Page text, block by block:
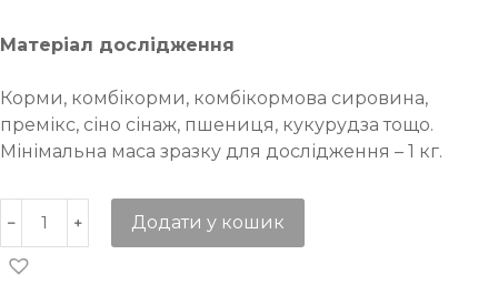
Матеріал дослідження
Корми, комбікорми, комбікормова сировина,
премікс, сіно сінаж, пшениця, кукурудза тощо.
Мінімальна маса зразку для дослідження – 1 кг.
Додати у кошик